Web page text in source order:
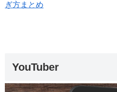
ぎ方まとめ
YouTuber